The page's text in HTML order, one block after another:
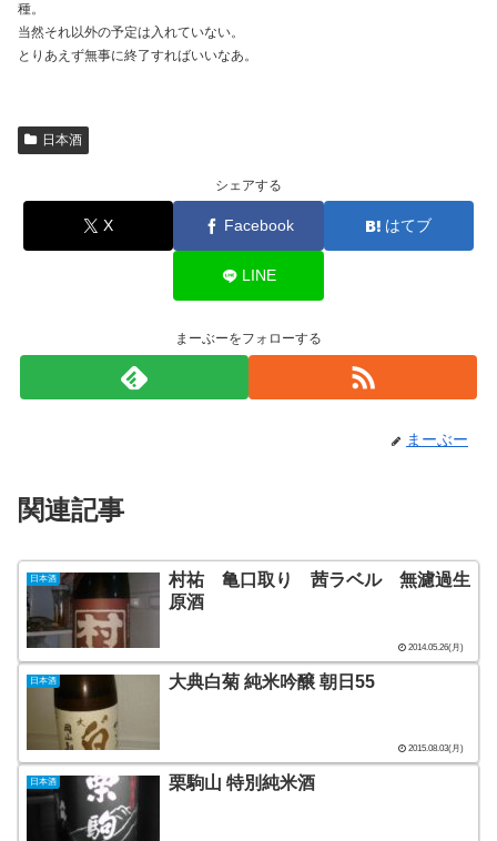
種。
当然それ以外の予定は入れていない。
とりあえず無事に終了すればいいなあ。
日本酒
シェアする
X Facebook はてブ
LINE
まーぶーをフォローする
まーぶー
関連記事
日本酒
村祐 亀口取り 茜ラベル 無濾過生
原酒
2014.05.26(月)
日本酒 大典白菊 純米吟醸 朝日55
2015.08.03(月)
日本酒 栗駒山 特別純米酒